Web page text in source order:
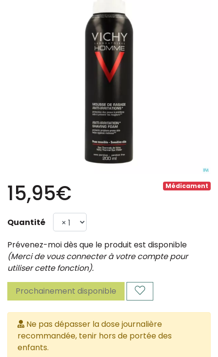
Médicament
15,95€
Quantité
Prévenez-moi dès que le produit est disponible
(Merci de vous connecter à votre compte pour
utiliser cette fonction).
Prochainement disponible
Ne pas dépasser la dose journalière
recommandée, tenir hors de portée des
enfants.